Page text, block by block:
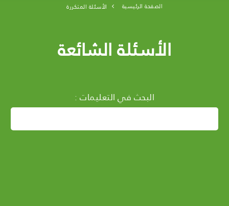
الصفحة الرئيسية الأسئلة المتكررة
الأسئلة الشائعة
البحث في التعليمات :